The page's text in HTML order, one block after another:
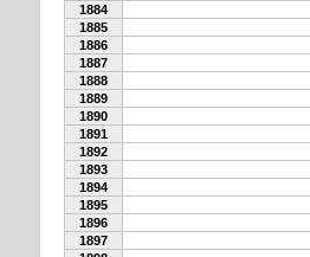
1884
1885
1886
1887
1888
1889
1890
1891
1892
1893
1894
1895
1896
1897